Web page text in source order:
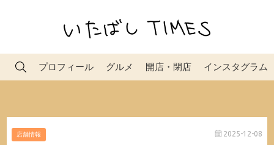
プロフィール グルメ 開店・閉店 インスタグラム
店舗情報 2025-12-08